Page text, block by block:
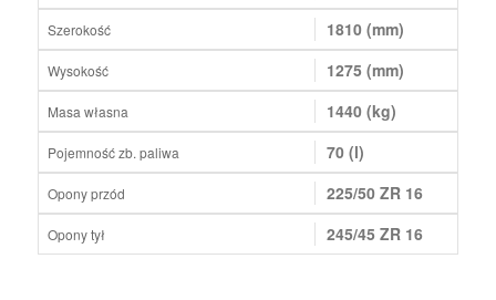
Szerokość 1810 (mm)
Wysokość 1275 (mm)
Masa własna 1440 (kg)
Pojemność zb. paliwa 70 (l)
Opony przód 225/50 ZR 16
Opony tył 245/45 ZR 16